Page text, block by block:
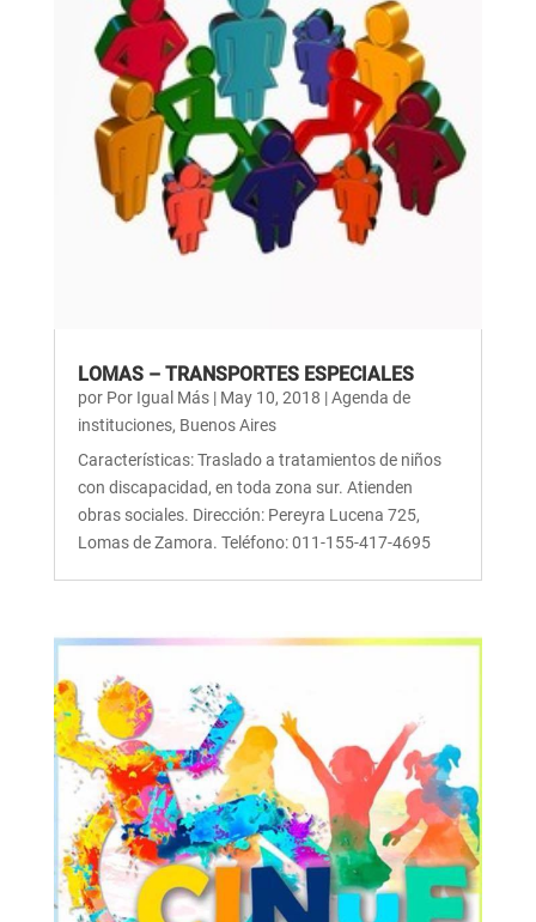
LOMAS – TRANSPORTES ESPECIALES
por Por Igual Más| May 10, 2018 |Agenda de
instituciones, Buenos Aires
Características: Traslado a tratamientos de niños
con discapacidad, en toda zona sur. Atienden
obras sociales. Dirección: Pereyra Lucena 725,
Lomas de Zamora. Teléfono: 011-155-417-4695